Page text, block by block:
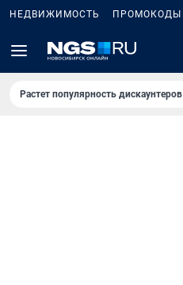
НЕДВИЖИМОСТЬ ПРОМОКОДЫ
Растет популярность дискаунтеров